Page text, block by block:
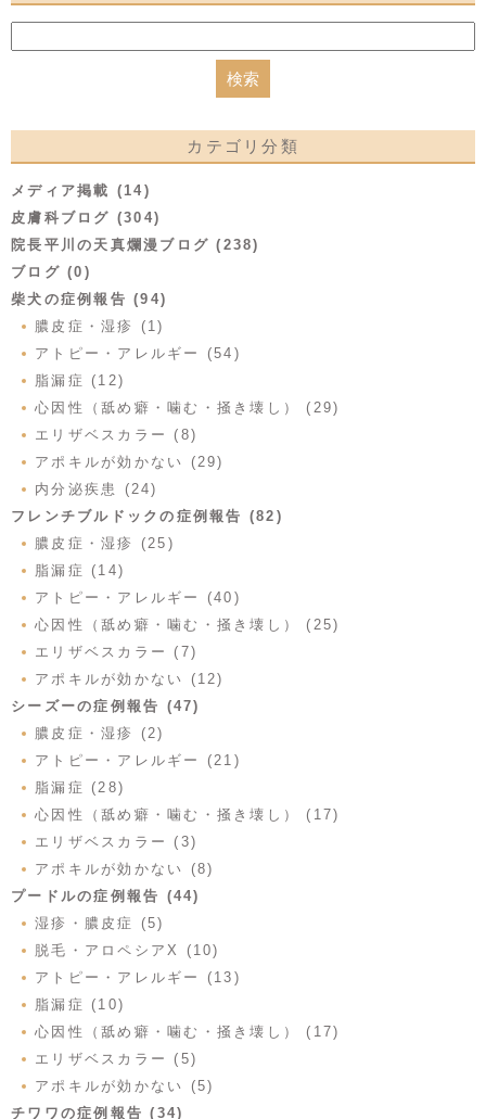
カテゴリ分類
メディア掲載 (14)
皮膚科ブログ (304)
院長平川の天真爛漫ブログ (238)
ブログ (0)
柴犬の症例報告 (94)
膿皮症・湿疹 (1)
アトピー・アレルギー (54)
脂漏症 (12)
心因性（舐め癖・噛む・掻き壊し） (29)
エリザベスカラー (8)
アポキルが効かない (29)
内分泌疾患 (24)
フレンチブルドックの症例報告 (82)
膿皮症・湿疹 (25)
脂漏症 (14)
アトピー・アレルギー (40)
心因性（舐め癖・噛む・掻き壊し） (25)
エリザベスカラー (7)
アポキルが効かない (12)
シーズーの症例報告 (47)
膿皮症・湿疹 (2)
アトピー・アレルギー (21)
脂漏症 (28)
心因性（舐め癖・噛む・掻き壊し） (17)
エリザベスカラー (3)
アポキルが効かない (8)
プードルの症例報告 (44)
湿疹・膿皮症 (5)
脱毛・アロペシアX (10)
アトピー・アレルギー (13)
脂漏症 (10)
心因性（舐め癖・噛む・掻き壊し） (17)
エリザベスカラー (5)
アポキルが効かない (5)
チワワの症例報告 (34)